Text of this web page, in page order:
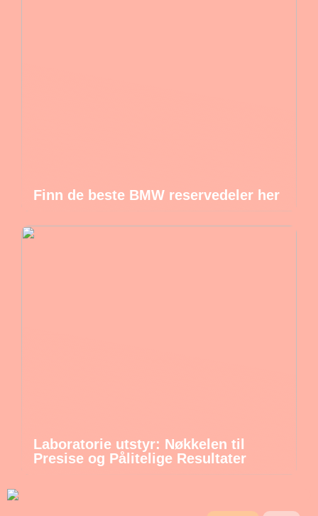
Finn de beste BMW reservedeler her
Laboratorie utstyr: Nøkkelen til
Presise og Pålitelige Resultater